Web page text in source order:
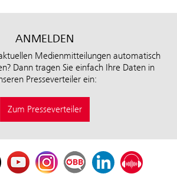
ANMELDEN
Medienmitteilungen automatisch
Dann tragen Sie einfach Ihre Daten in
Presseverteiler ein:
Zum Presseverteiler
YoutubeInstagramÖBB Corporate Blog
LinkedInPodcast